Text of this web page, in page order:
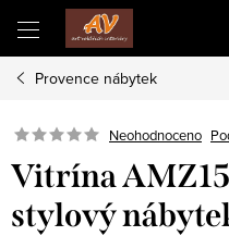
obsah
Provence nábytek
Neohodnoceno
Vitrína
stylový